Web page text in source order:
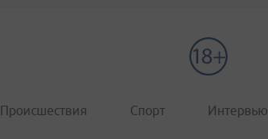
Происшествия Спорт Интервью